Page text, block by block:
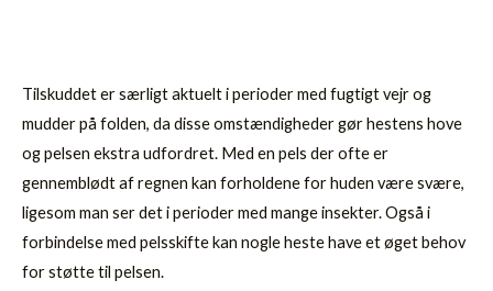
Tilskuddet er særligt aktuelt i perioder med fugtigt vejr og
mudder på folden, da disse omstændigheder gør hestens hove
og pelsen ekstra udfordret. Med en pels der ofte er
gennemblødt af regnen kan forholdene for huden være svære,
ligesom man ser det i perioder med mange insekter. Også i
forbindelse med pelsskifte kan nogle heste have et øget behov
for støtte til pelsen.